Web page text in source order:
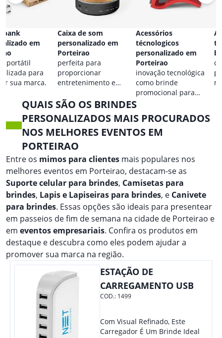
bank
em
portátil
para
sua marca.
Caixa de som
personalizado em
Porteirao
perfeita para
proporcionar
entretenimento e
qualquer ocasião.
Acessórios
técnologicos
personalizado em
Porteirao
inovação tecnológica
como brinde
promocional para
eventos.
QUAIS SÃO OS BRINDES
PERSONALIZADOS MAIS PROCURADOS
NOS MELHORES EVENTOS EM
PORTEIRAO
Entre os mimos para clientes mais populares nos
melhores eventos em Porteirao, destacam-se as
Suporte celular para brindes, Camisetas para
brindes, Lapis e Lapiseiras para brindes, e Canivete
para brindes. Essas opções são ideais para presentear
em passeios de fim de semana na cidade de Porteirao e
em eventos empresariais. Confira os produtos em
destaque e descubra como eles podem ajudar a
promover sua marca na região.
ESTAÇÃO DE
CARREGAMENTO USB
COD.: 1499
Com Visual Refinado, Este
Carregador É Um Brinde Ideal